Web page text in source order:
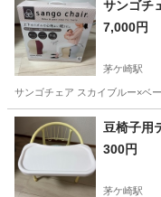
サンゴ
7,000円
茅ケ崎駅
サンゴチェア スカイブルー×ベ
神奈川 茅ヶ崎市 茅ケ
豆椅子用
300円
茅ケ崎駅